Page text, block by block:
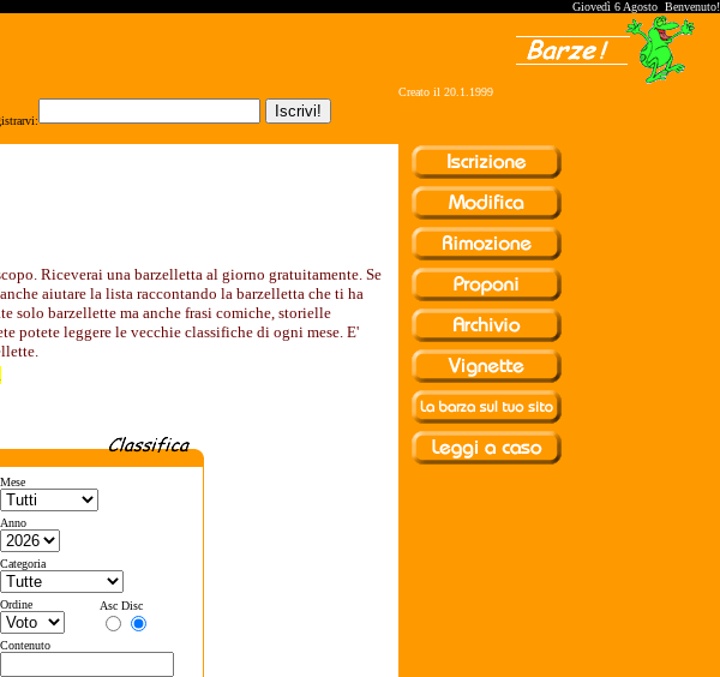
Giovedì 6 Agosto Benvenuto!
Creato il 20.1.1999
Riceverai una barzelletta al giorno gratuitamente. Se
aiutare la lista raccontando la barzelletta che ti ha
solo barzellette ma anche frasi comiche, storielle
potete leggere le vecchie classifiche di ogni mese. E'
Mese
Anno
Categoria
Ordine Asc Disc
Contenuto